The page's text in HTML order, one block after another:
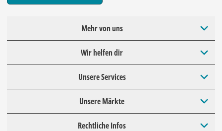
Mehr von uns
Wir helfen dir
Unsere Services
Unsere Märkte
Rechtliche Infos